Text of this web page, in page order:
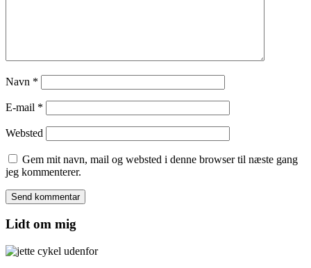
Navn *
E-mail *
Websted
Gem mit navn, mail og websted i denne browser til næste gang
jeg kommenterer.
Lidt om mig